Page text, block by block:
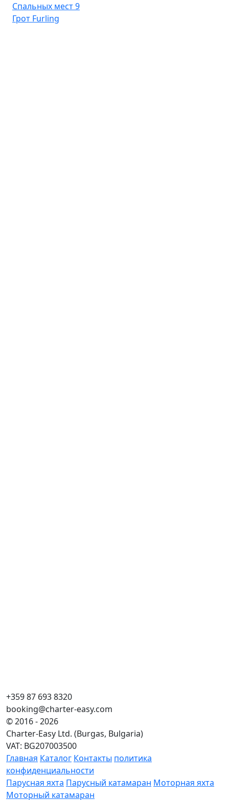
Спальных мест9
Грот Furling
+359 87 693 8320
booking@charter-easy.com
© 2016 - 2026
Charter-Easy Ltd. (Burgas, Bulgaria)
VAT: BG207003500
Главная Каталог Контакты политика
конфиденциальности
Парусная яхта Парусный катамаран Моторная яхта
Моторный катамаран